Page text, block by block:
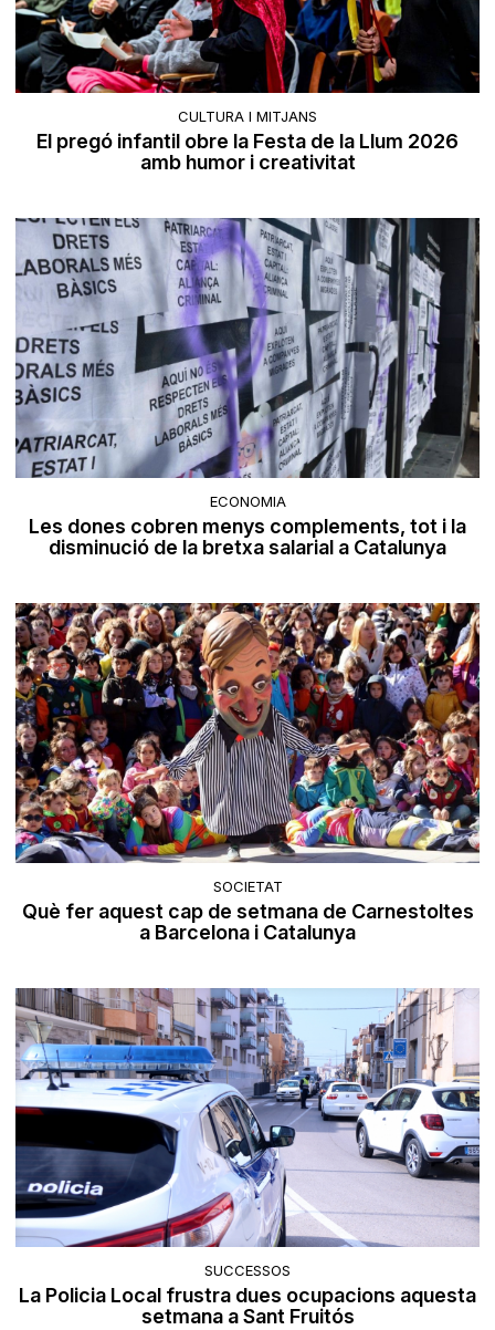
CULTURA I MITJANS
El pregó infantil obre la Festa de la Llum 2026
amb humor i creativitat
ECONOMIA
Les dones cobren menys complements, tot i la
disminució de la bretxa salarial a Catalunya
SOCIETAT
Què fer aquest cap de setmana de Carnestoltes
a Barcelona i Catalunya
SUCCESSOS
La Policia Local frustra dues ocupacions aquesta
setmana a Sant Fruitós